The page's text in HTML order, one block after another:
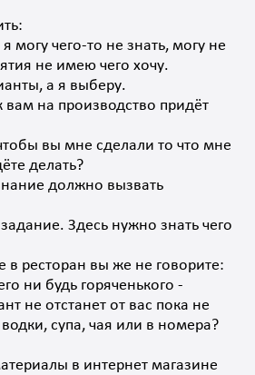
могу чего-то не знать, могу не
не имею чего хочу.
а я выберу.
вам на производство придёт
вы мне сделали то что мне
делать?
должно вызвать
Здесь нужно знать чего
в ресторан вы же не говорите:
ни будь горяченького -
не отстанет от вас пока не
супа, чая или в номера?
в интернет магазине